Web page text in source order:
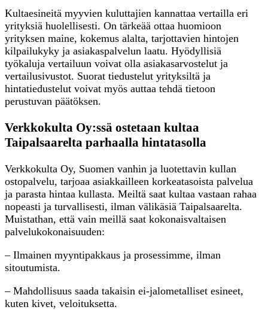
Kultaesineitä myyvien kuluttajien kannattaa vertailla eri
yrityksiä huolellisesti. On tärkeää ottaa huomioon
yrityksen maine, kokemus alalta, tarjottavien hintojen
kilpailukyky ja asiakaspalvelun laatu. Hyödyllisiä
työkaluja vertailuun voivat olla asiakasarvostelut ja
vertailusivustot. Suorat tiedustelut yrityksiltä ja
hintatiedustelut voivat myös auttaa tehdä tietoon
perustuvan päätöksen.
Verkkokulta Oy:ssä ostetaan kultaa
Taipalsaarelta parhaalla hintatasolla
Verkkokulta Oy, Suomen vanhin ja luotettavin kullan
ostopalvelu, tarjoaa asiakkailleen korkeatasoista palvelua
ja parasta hintaa kullasta. Meiltä saat kultaa vastaan rahaa
nopeasti ja turvallisesti, ilman välikäsiä Taipalsaarelta.
Muistathan, että vain meillä saat kokonaisvaltaisen
palvelukokonaisuuden:
– Ilmainen myyntipakkaus ja prosessimme, ilman
sitoutumista.
– Mahdollisuus saada takaisin ei-jalometalliset esineet,
kuten kivet, veloituksetta.